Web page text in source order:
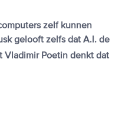
zelf kunnen
gelooft zelfs dat A.I. de
Vladimir Poetin denkt dat